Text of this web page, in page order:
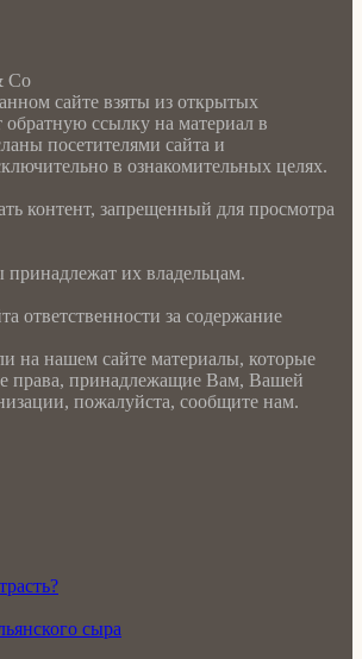
Co
сайте взяты из открытых
ссылку на материал в
посетителями сайта и
в ознакомительных целях.
контент, запрещенный для просмотра
принадлежат их владельцам.
ответственности за содержание
на нашем сайте материалы, которые
права, принадлежащие Вам, Вашей
пожалуйста, сообщите нам.
сыра